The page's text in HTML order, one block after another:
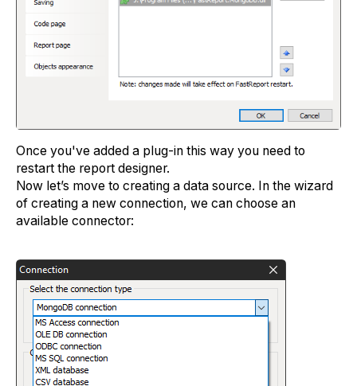
Once you've added a plug-in this way you need to
restart the report designer.
Now let’s move to creating a data source. In the wizard
of creating a new connection, we can choose an
available connector: